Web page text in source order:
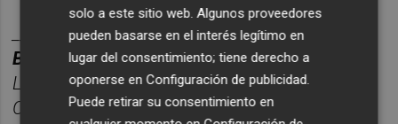
________
BOLET ÍN TITULARES CASTELLÓN PLAZA.
Las noticias más relevantes del día en
Castellón, reunidas cada mañana en un solo
solo a este sitio web. Algunos proveedores
pueden basarse en el interés legítimo en
lugar del consentimiento; tiene derecho a
oponerse enConfiguración de publicidad
Puede retirar su consentimiento en